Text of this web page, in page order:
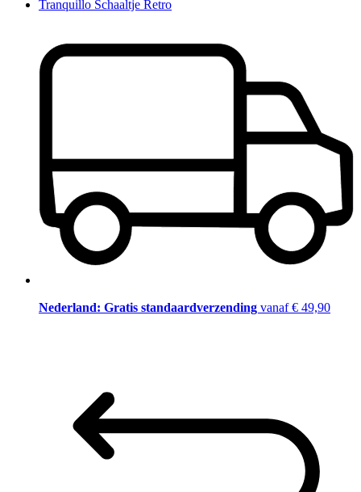
Tranquillo Schaaltje Retro
Nederland: Gratis standaardverzending vanaf € 49,90